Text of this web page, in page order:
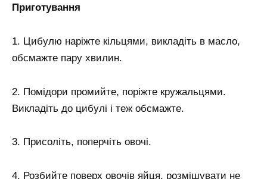
Приготування
1. Цибулю наріжте кільцями, викладіть в масло,
обсмажте пару хвилин.
2. Помідори промийте, поріжте кружальцями.
Викладіть до цибулі і теж обсмажте.
3. Присоліть, поперчіть овочі.
4. Розбийте поверх овочів яйця, розмішувати не